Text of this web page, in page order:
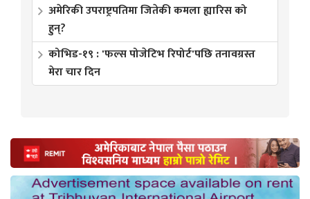
अमेरिकी उपराष्ट्रपतिमा जितेकी कमला ह्यारिस को
हुन्?
कोभिड-१९ : 'फल्स पोजेटिभ रिपोर्ट'पछि तनावग्रस्त
मेरा चार दिन